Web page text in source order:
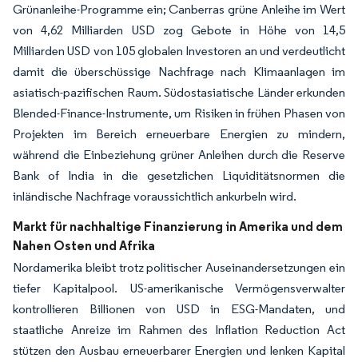
Grünanleihe-Programme ein; Canberras grüne Anleihe im Wert
von 4,62 Milliarden USD zog Gebote in Höhe von 14,5
Milliarden USD von 105 globalen Investoren an und verdeutlicht
damit die überschüssige Nachfrage nach Klimaanlagen im
asiatisch-pazifischen Raum. Südostasiatische Länder erkunden
Blended-Finance-Instrumente, um Risiken in frühen Phasen von
Projekten im Bereich erneuerbare Energien zu mindern,
während die Einbeziehung grüner Anleihen durch die Reserve
Bank of India in die gesetzlichen Liquiditätsnormen die
inländische Nachfrage voraussichtlich ankurbeln wird.
Markt für nachhaltige Finanzierung in Amerika und dem
Nahen Osten und Afrika
Nordamerika bleibt trotz politischer Auseinandersetzungen ein
tiefer Kapitalpool. US-amerikanische Vermögensverwalter
kontrollieren Billionen von USD in ESG-Mandaten, und
staatliche Anreize im Rahmen des Inflation Reduction Act
stützen den Ausbau erneuerbarer Energien und lenken Kapital